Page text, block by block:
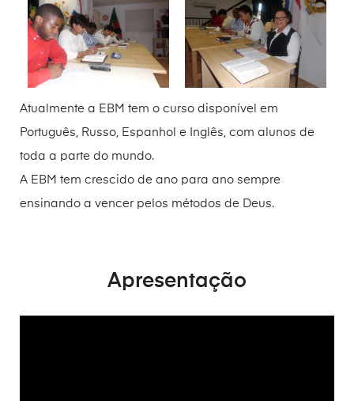
Atualmente a EBM tem o curso disponível em
Português, Russo, Espanhol e Inglês, com alunos de
toda a parte do mundo.
A EBM tem crescido de ano para ano sempre
ensinando a vencer pelos métodos de Deus.
Apresentação